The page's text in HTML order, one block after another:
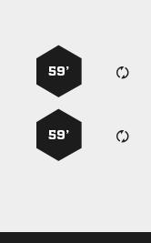
59’
59’